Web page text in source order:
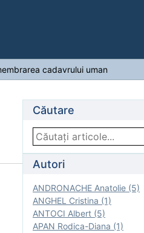
cadavrului uman
Căutare
Autori
ANDRONACHE Anatolie (5)
ANGHEL Cristina (1)
ANTOCI Albert (5)
APAN Rodica-Diana (1)